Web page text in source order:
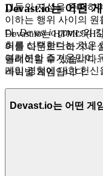
그들의 지성을 존중하
이하는 행위 사이의 원
다.Devast io games의
희를 선택한다는 것은
여러분의 즐거움만이
게임 경험에 대한 헌신
여러분의 자유 시간
려 하는 힘들게 얻은
간, 어떤 지연—다운
러운 장벽이 된다는
러분의 시간을 존중하
Devast.io는 어떤
Devast.io는
어를 다운로드하거나
플레이할 수 있습니다
바이벌 게임입니다.
Devast.io는 어떤 게